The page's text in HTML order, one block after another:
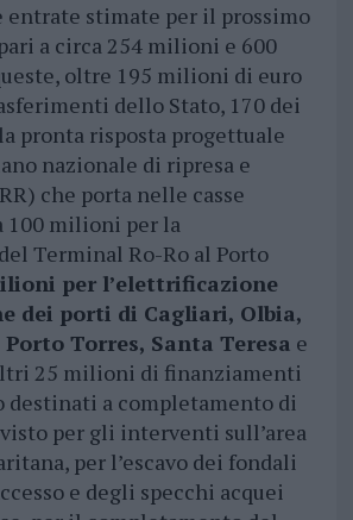
entrate stimate per il prossimo
a circa 254 milioni e 600
oltre 195 milioni di euro
dello Stato, 170 dei
pronta risposta progettuale
nazionale di ripresa e
che porta nelle casse
100 milioni per la
Terminal Ro-Ro al Porto
per l’elettrificazione
dei porti di Cagliari, Olbia,
Torres, Santa Teresa e
25 milioni di finanziamenti
destinati a completamento di
per gli interventi sull’area
per l’escavo dei fondali
e degli specchi acquei